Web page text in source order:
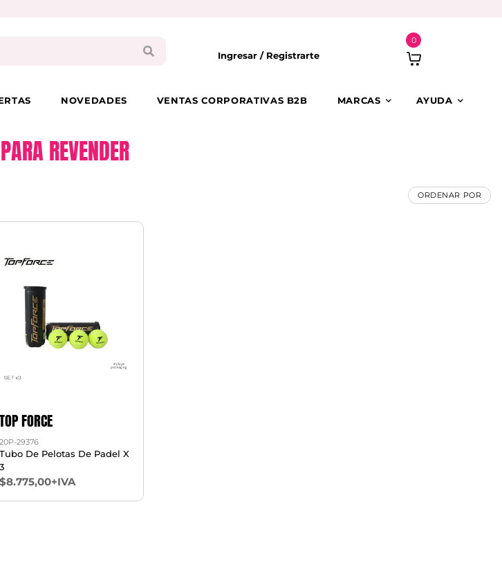
Ingresar / Registrarte
0
NOVEDADES VENTAS CORPORATIVAS B2B MARCAS AYUDA
REVENDER
ORDENAR POR
TOP FORCE
20P-29376
Tubo De Pelotas De Padel X
3
$8.775,00+IVA